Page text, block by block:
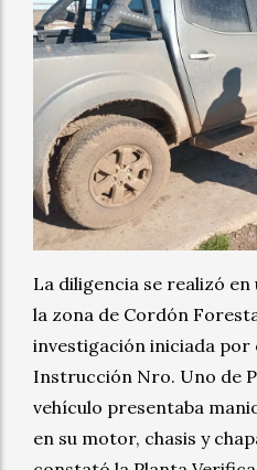
La diligencia se realizó
la zona de Cordón
investigación iniciada por
Instrucción Nro. Uno de
vehículo presentaba
en su motor, chasis y